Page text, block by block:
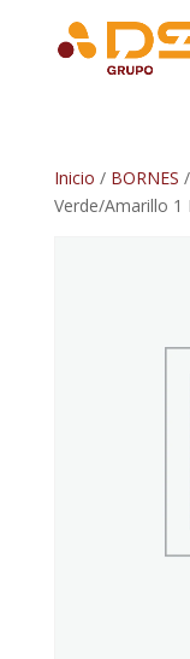
Inicio / BORNES
Verde/Amarillo 1